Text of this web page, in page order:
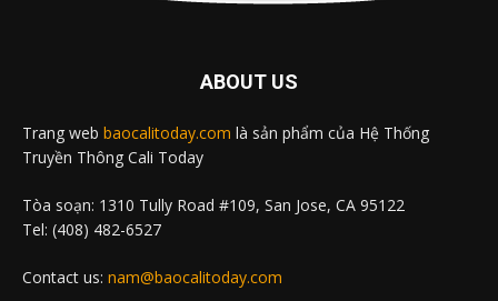
ABOUT US
Trang web baocalitoday.com là sản phẩm của Hệ Thống
Truyền Thông Cali Today
Tòa soạn: 1310 Tully Road #109, San Jose, CA 95122
Tel: (408) 482-6527
Contact us: nam@baocalitoday.com